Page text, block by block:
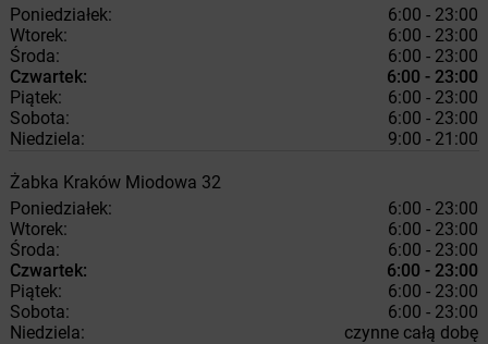
Poniedziałek:
6:00 - 23:00
Wtorek:
6:00 - 23:00
Środa:
6:00 - 23:00
Czwartek:
6:00 - 23:00
Piątek:
6:00 - 23:00
Sobota:
6:00 - 23:00
Niedziela:
9:00 - 21:00
Żabka Kraków Miodowa 32
Poniedziałek:
6:00 - 23:00
Wtorek:
6:00 - 23:00
Środa:
6:00 - 23:00
Czwartek:
6:00 - 23:00
Piątek:
6:00 - 23:00
Sobota:
6:00 - 23:00
Niedziela:
czynne całą dobę